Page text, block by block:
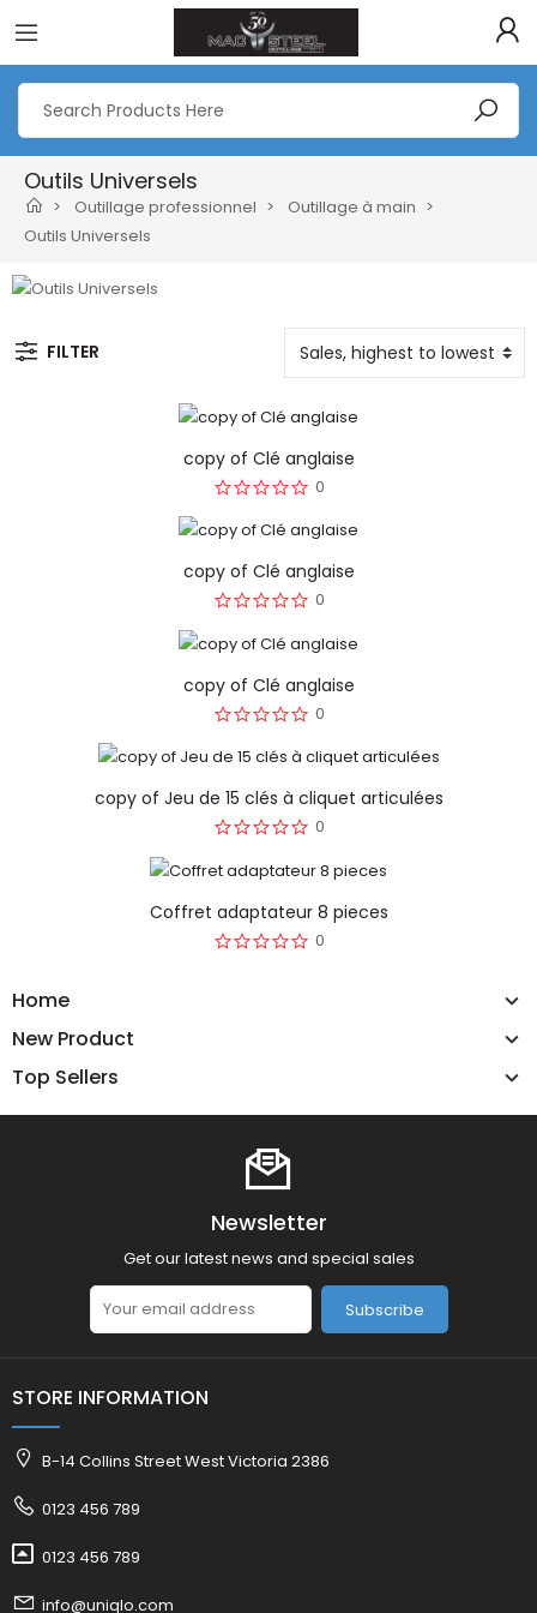
Outils Universels
Outillage professionnel
Outillage à main
Outils Universels
Home
New Product
Top Sellers
FILTER
copy of Clé anglaise
0
copy of Clé anglaise
0
copy of Clé anglaise
0
copy of Jeu de 15 clés à cliquet articulées
0
Coffret adaptateur 8 pieces
0
Newsletter
Get our latest news and special sales
Subscribe
STORE INFORMATION
B-14 Collins Street West Victoria 2386
0123 456 789
0123 456 789
info@uniqlo.com